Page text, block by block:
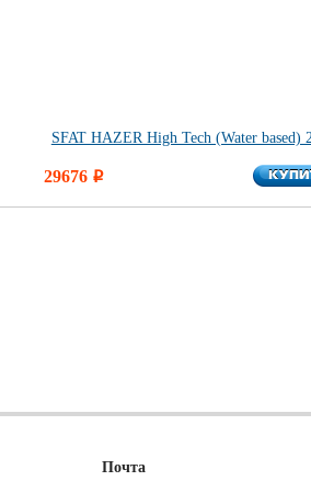
SFAT HAZER High Tech (Water based)
29676 i
Почта